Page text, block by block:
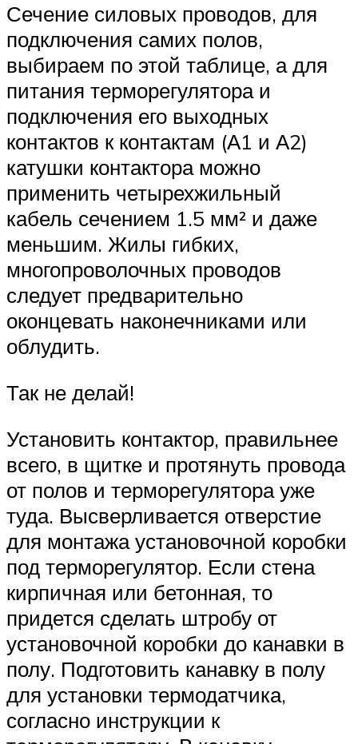
Сечение силовых проводов, для
подключения самих полов,
выбираем по этой таблице, а для
питания терморегулятора и
подключения его выходных
контактов к контактам (А1 и А2)
катушки контактора можно
применить четырехжильный
кабель сечением 1.5 мм² и даже
меньшим. Жилы гибких,
многопроволочных проводов
следует предварительно
оконцевать наконечниками или
облудить.
Так не делай!
Установить контактор, правильнее
всего, в щитке и протянуть провода
от полов и терморегулятора уже
туда. Высверливается отверстие
для монтажа установочной коробки
под терморегулятор. Если стена
кирпичная или бетонная, то
придется сделать штробу от
установочной коробки до канавки в
полу. Подготовить канавку в полу
для установки термодатчика,
согласно инструкции к